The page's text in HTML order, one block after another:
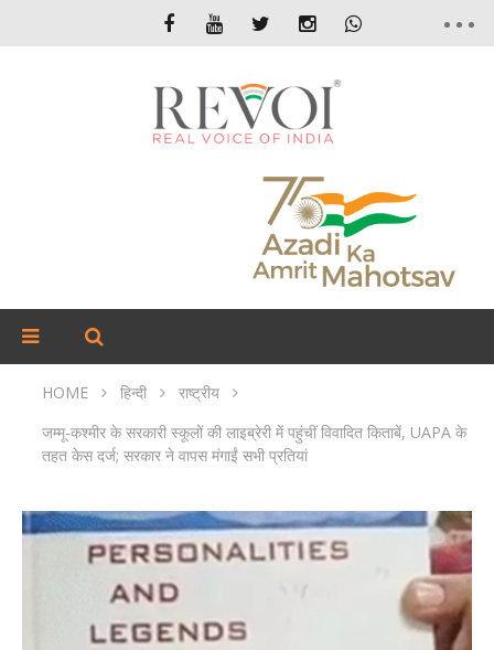
HOME हिन्दी
राष्ट्रीय
जम्मू-कश्मीर के सरकारी स्कूलों की लाइब्रेरी में पहुंचीं विवादित किताबें, UAPA के
तहत केस दर्ज; सरकार ने वापस मंगाईं सभी प्रतियां